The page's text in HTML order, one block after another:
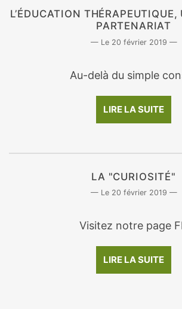
L’ÉDUCATION
PARTENARIAT
20 février 2019
Au-delà du simple
LIRE LA SUITE
LA "CURIOSITÉ"
20 février 2019
Visitez notre page
LIRE LA SUITE